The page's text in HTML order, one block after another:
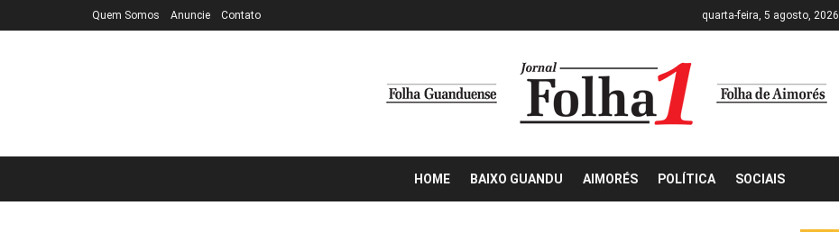
Quem Somos Anuncie Contato quarta-feira, 5 agosto, 2026
HOME BAIXO GUANDU AIMORÉS POLÍTICA SOCIAIS